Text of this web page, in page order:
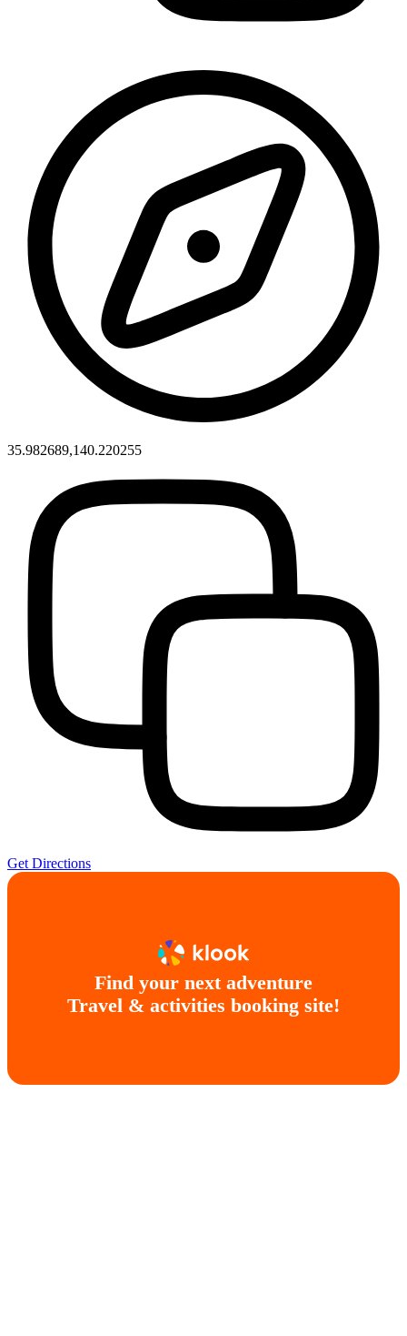
35.982689,140.220255
Get Directions
Find your next adventure
Travel & activities booking site!